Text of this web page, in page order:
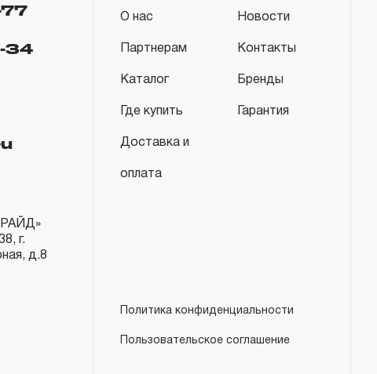
34
г.
д.8
О нас Новости
Партнерам Контакты
Каталог Бренды
Где купить Гарантия
Доставка и
оплата
Политика конфиденциальности
Пользовательское соглашение